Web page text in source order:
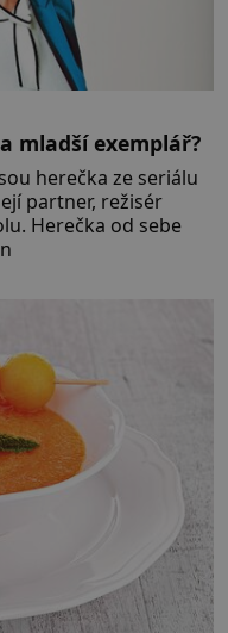
mladší exemplář?
herečka ze seriálu
partner, režisér